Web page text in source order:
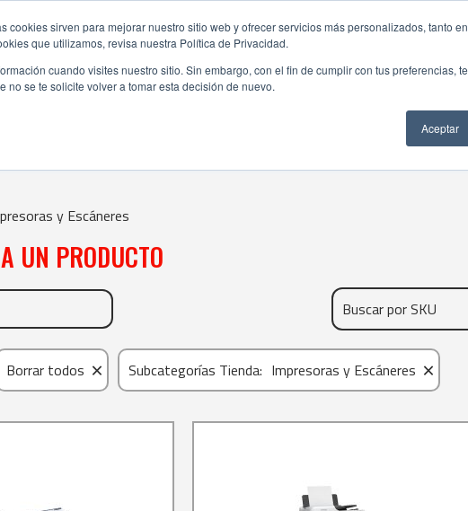
cookies sirven para mejorar nuestro sitio web y ofrecer servicios más personalizados, tanto
que utilizamos, revisa nuestra Política de Privacidad.
cuando visites nuestro sitio. Sin embargo, con el fin de cumplir con tus preferencias,
no se te solicite volver a tomar esta decisión de nuevo.
Aceptar
y Escáneres
UN PRODUCTO
Borrar todos × Subcategorías Tienda: Impresoras y Escáneres ×